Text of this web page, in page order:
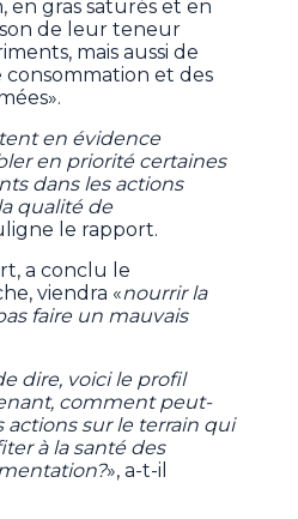
en gras saturés et en
de leur teneur
mais aussi de
et des
en évidence
en priorité certaines
dans les actions
qualité de
le rapport.
a conclu le
viendra «nourrir la
faire un mauvais
dire, voici le profil
comment peut-
sur le terrain qui
à la santé des
», a-t-il